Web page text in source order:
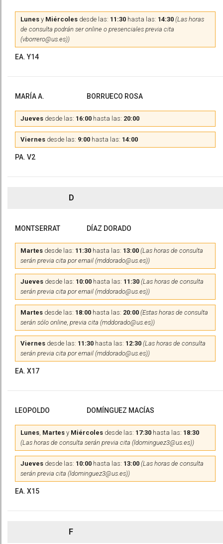
Lunes y Miércoles desde las: 11:30 hasta las: 14:30 (Las horas
de consulta podrán ser online o presenciales previa cita
(vborrero@us.es))
EA. Y14
MARÍA A. BORRUECO ROSA
Jueves desde las: 16:00 hasta las: 20:00
Viernes desde las: 9:00 hasta las: 14:00
PA. V2
D
MONTSERRAT DÍAZ DORADO
Martes desde las: 11:30 hasta las: 13:00 (Las horas de consulta
serán previa cita por email (mddorado@us.es))
Jueves desde las: 10:00 hasta las: 11:30 (Las horas de consulta
serán previa cita por email (mddorado@us.es))
Martes desde las: 18:00 hasta las: 20:00 (Estas horas de consulta
serán sólo online, previa cita (mddorado@us.es))
Viernes desde las: 11:30 hasta las: 12:30 (Las horas de consulta
serán previa cita por email (mddorado@us.es))
EA. X17
LEOPOLDO DOMÍNGUEZ MACÍAS
Lunes, Martes y Miércoles desde las: 17:30 hasta las: 18:30
(Las horas de consulta serán previa cita (ldominguez3@us.es))
Jueves desde las: 10:00 hasta las: 13:00 (Las horas de consulta
serán previa cita (ldominguez3@us.es))
EA. X15
F